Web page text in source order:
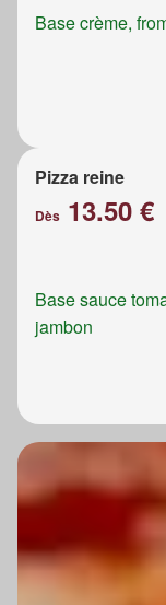
Base crème,
Pizza reine
Dès 13.50 €
Base sauce
jambon